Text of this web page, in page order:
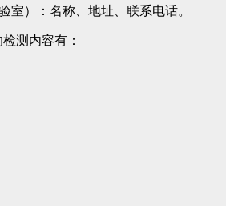
室）：名称、地址、联系电话。
测内容有：